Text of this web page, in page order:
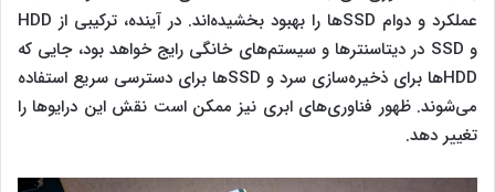
عملکرد و دوام SSDها را بهبود بخشیده‌اند. در آینده، ترکیبی از HDD
و SSD در دیتاسنترها و سیستم‌های خانگی رایج خواهد بود، جایی که
HDDها برای ذخیره‌سازی سرد و SSDها برای دسترسی سریع استفاده
می‌شوند. ظهور فناوری‌های ابری نیز ممکن است نقش این درایوها را
تغییر دهد.